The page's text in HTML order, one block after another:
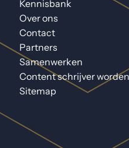
Kennisbank
Over ons
Contact
Partners
Samenwerken
Content schrijver worden
Sitemap